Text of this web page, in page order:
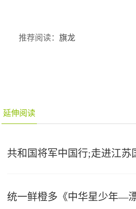
推荐阅读：旗龙
延伸阅读
共和国将军中国行;走进江苏
统一鲜橙多《中华星少年—